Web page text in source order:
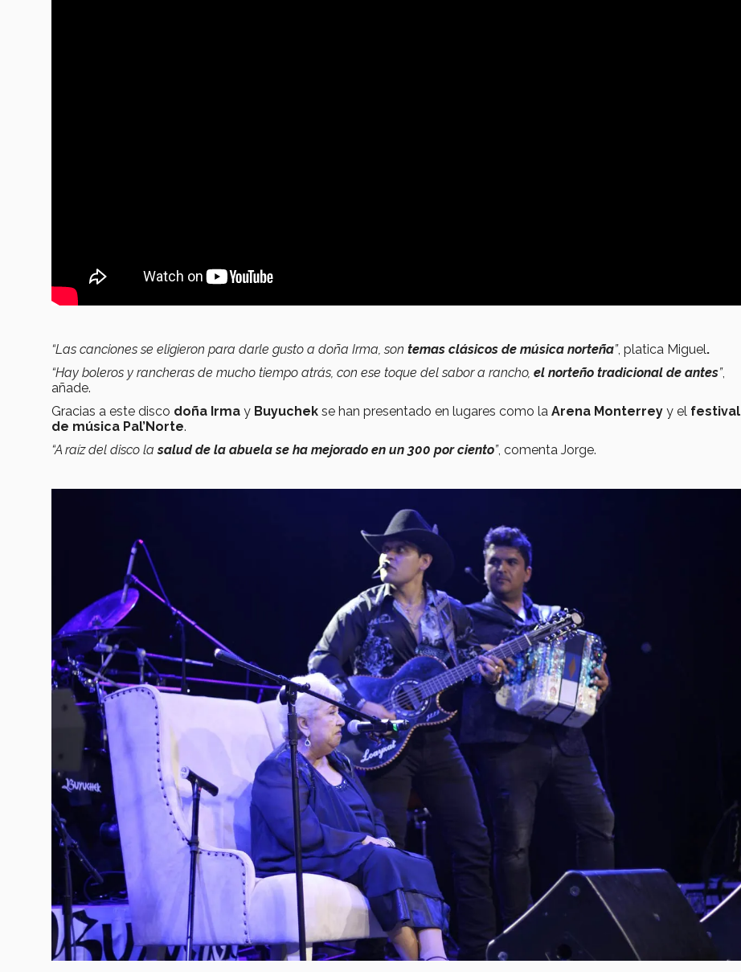
“Las canciones se eligieron para darle gusto a doña Irma, son temas clásicos de música norteña”, platica Miguel.
“Hay boleros y rancheras de mucho tiempo atrás, con ese toque del sabor a rancho, el norteño tradicional de antes”,
añade.
Gracias a este disco doña Irma y Buyuchek se han presentado en lugares como la Arena Monterrey y el festival
de música Pal’Norte.
“A raíz del disco lasalud de la abuela se ha mejorado en un 300 por ciento”, comenta Jorge.